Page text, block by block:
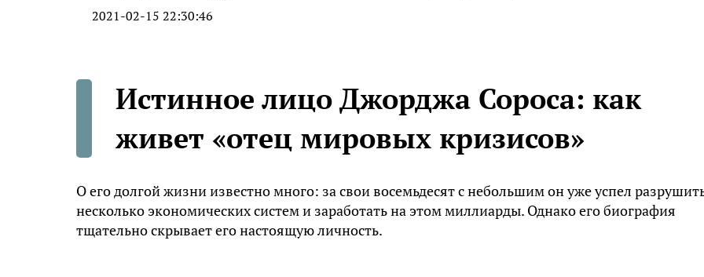
2021-02-15 22:30:46
Истинное лицо Джорджа Сороса: как
живет «отец мировых кризисов»
О его долгой жизни известно много: за свои восемьдесят с небольшим он уже успел
несколько экономических систем и заработать на этом миллиарды. Однако его биография
тщательно скрывает его настоящую личность.